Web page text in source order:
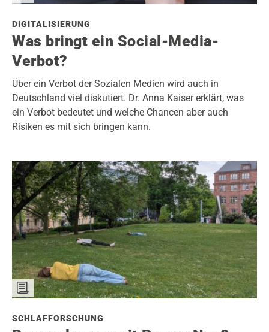
DIGITALISIERUNG
Was bringt ein Social-Media-
Verbot?
Über ein Verbot der Sozialen Medien wird auch in
Deutschland viel diskutiert. Dr. Anna Kaiser erklärt, was
ein Verbot bedeutet und welche Chancen aber auch
Risiken es mit sich bringen kann.
SCHLAFFORSCHUNG